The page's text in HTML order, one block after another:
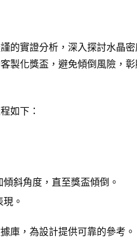
的實證分析，深入探討水晶
製化獎盃，避免傾倒風險，彰
如下：
斜角度，直至獎盃傾倒。
。
庫，為設計提供可靠的參考。